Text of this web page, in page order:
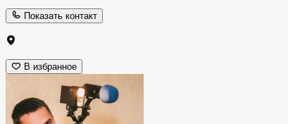
Показать контакт
В избранное